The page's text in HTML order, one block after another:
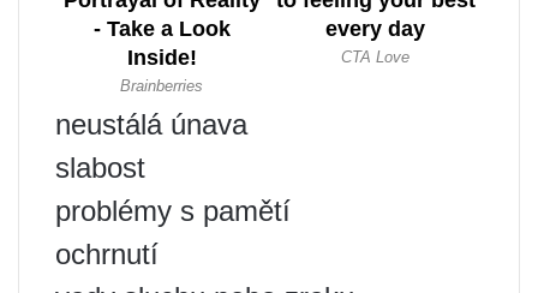
neustálá únava
slabost
problémy s pamětí
ochrnutí